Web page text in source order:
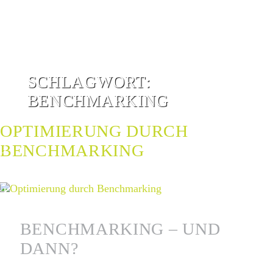
SCHLAGWORT:
BENCHMARKING
OPTIMIERUNG DURCH
BENCHMARKING
BENCHMARKING – UND
DANN?